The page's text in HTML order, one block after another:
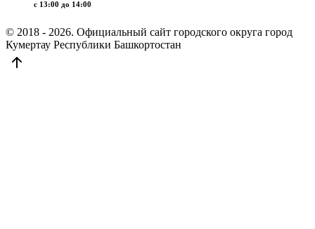
c 13:00 до 14:00
© 2018 - 2026. Официальный сайт городского округа город
Кумертау Республики Башкортостан